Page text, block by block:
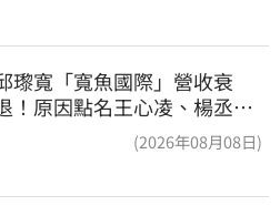
瓈寬「寬魚國際」營收衰
！原因點名王心凌、楊丞琳
(2026年08月08日)